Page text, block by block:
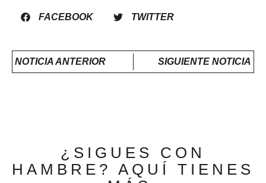
FACEBOOK TWITTER
NOTICIA ANTERIOR SIGUIENTE NOTICIA
¿SIGUES CON
HAMBRE? AQUÍ TIENES